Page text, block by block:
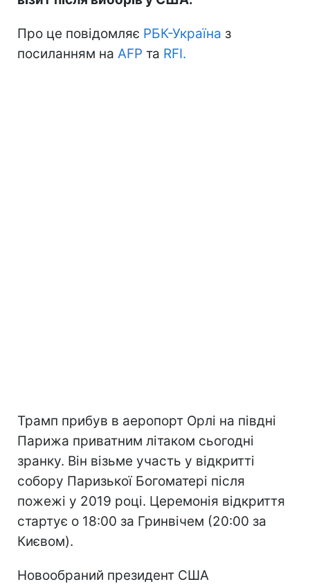
Про це повідомляє РБК-Україна з
посиланням на AFP та RFI.
Трамп прибув в аеропорт Орлі на півдні
Парижа приватним літаком сьогодні
зранку. Він візьме участь у відкритті
собору Паризької Богоматері після
пожежі у 2019 році. Церемонія відкриття
стартує о 18:00 за Гринвічем (20:00 за
Києвом).
Новообраний президент США